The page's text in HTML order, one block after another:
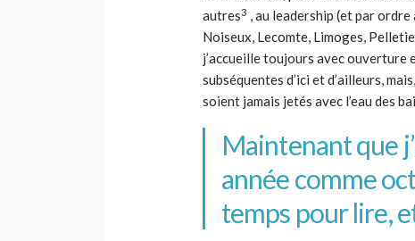
autres3 , au leadership (et par
Noiseux, Lecomte, Limoges,
j’accueille toujours avec ouverture
subséquentes d’ici et d’ailleurs,
soient jamais jetés avec l’eau des
Maintenant que
année comme
temps pour lire,